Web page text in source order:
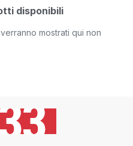
disponibili
mostrati qui non